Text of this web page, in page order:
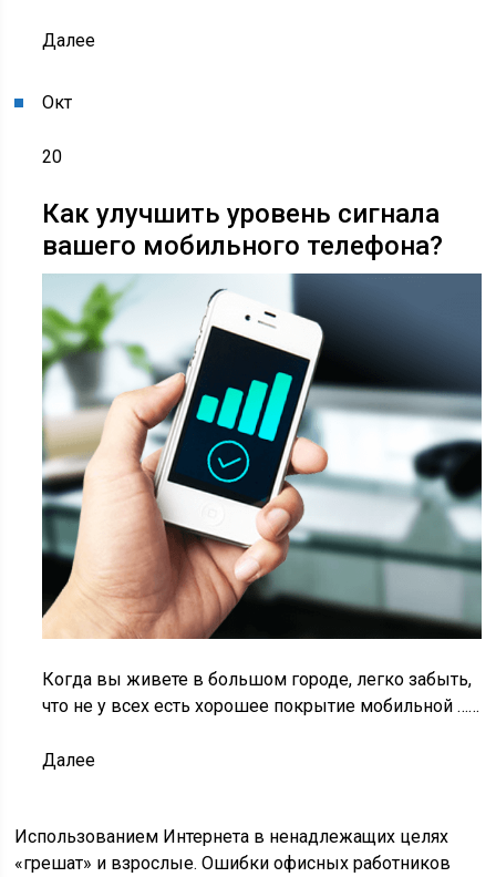
Далее
Окт
20
Как улучшить уровень сигнала
вашего мобильного телефона?
Когда вы живете в большом городе, легко забыть,
что не у всех есть хорошее покрытие мобильной ……
Далее
Использованием Интернета в ненадлежащих целях
«грешат» и взрослые. Ошибки офисных работников